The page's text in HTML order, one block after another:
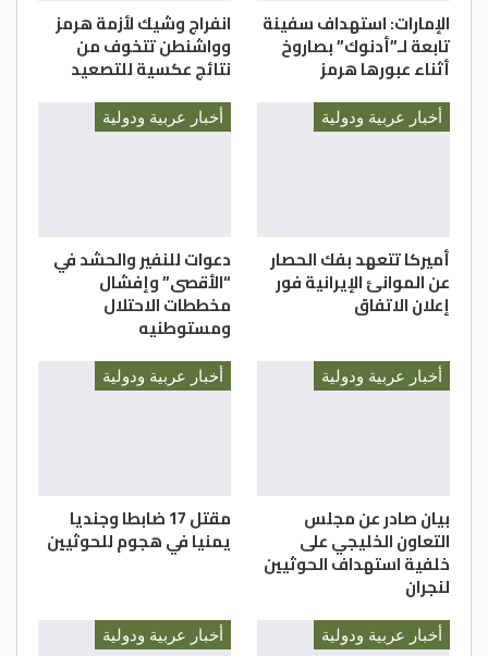
الإمارات: استهداف سفينة
تابعة لـ”أدنوك” بصاروخ
أثناء عبورها هرمز
انفراج وشيك لأزمة هرمز
وواشنطن تتخوف من
نتائج عكسية للتصعيد
أخبار عربية ودولية
أميركا تتعهد بفك الحصار
عن الموانئ الإيرانية فور
إعلان الاتفاق
أخبار عربية ودولية
دعوات للنفير والحشد في
“الأقصى” وإفشال
مخططات الاحتلال
ومستوطنيه
أخبار عربية ودولية
بيان صادر عن مجلس
التعاون الخليجي على
خلفية استهداف الحوثيين
لنجران
أخبار عربية ودولية
مقتل 17 ضابطا وجنديا
يمنيا في هجوم للحوثيين
أخبار عربية ودولية أخبار عربية ودولية